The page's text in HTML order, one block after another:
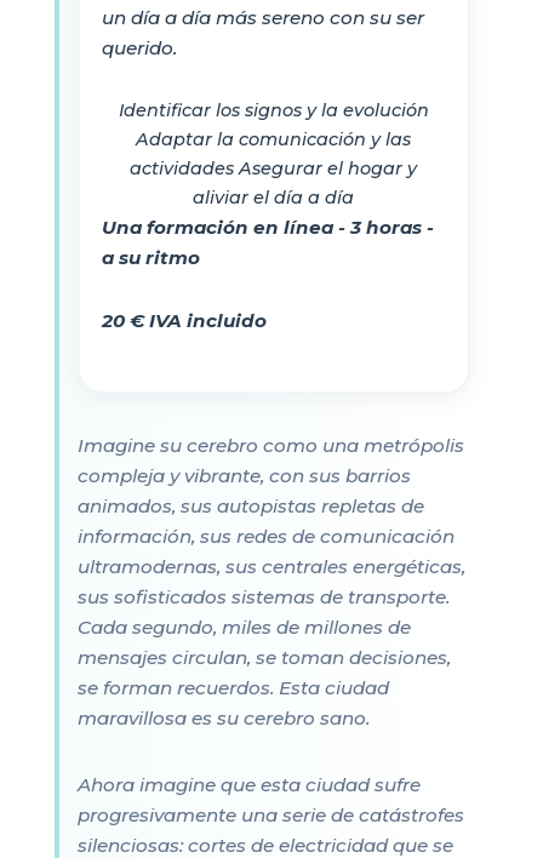
un día a día más sereno con su ser
querido.
Identificar los signos y la evolución
Adaptar la comunicación y las
actividades Asegurar el hogar y
aliviar el día a día
Una formación en línea - 3 horas -
a su ritmo
20 € IVA incluido
Imagine su cerebro como una metrópolis
compleja y vibrante, con sus barrios
animados, sus autopistas repletas de
información, sus redes de comunicación
ultramodernas, sus centrales energéticas,
sus sofisticados sistemas de transporte.
Cada segundo, miles de millones de
mensajes circulan, se toman decisiones,
se forman recuerdos. Esta ciudad
maravillosa es su cerebro sano.
Ahora imagine que esta ciudad sufre
progresivamente una serie de catástrofes
silenciosas: cortes de electricidad que se